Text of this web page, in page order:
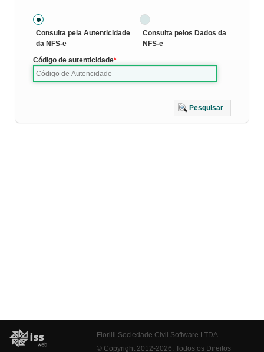
Consulta pela Autenticidade
da NFS-e
Consulta pelos Dados da
NFS-e
Código de autenticidade
Pesquisar
Fiorilli Sociedade Civil Software LTDA
© Copyright 2012-2026. Todos os Direitos